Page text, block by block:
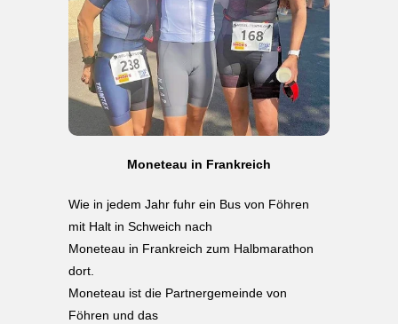
Moneteau in Frankreich
Wie in jedem Jahr fuhr ein Bus von Föhren
mit Halt in Schweich nach
Moneteau in Frankreich zum Halbmarathon
dort.
Moneteau ist die Partnergemeinde von
Föhren und das